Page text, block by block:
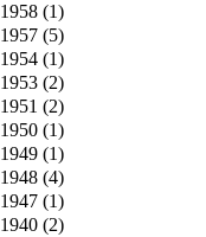
1958 (1)
1957 (5)
1954 (1)
1953 (2)
1951 (2)
1950 (1)
1949 (1)
1948 (4)
1947 (1)
1940 (2)